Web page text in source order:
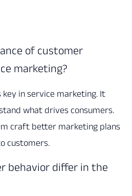
of customer
marketing?
key in service marketing. It
what drives consumers.
craft better marketing plans
customers.
behavior differ in the